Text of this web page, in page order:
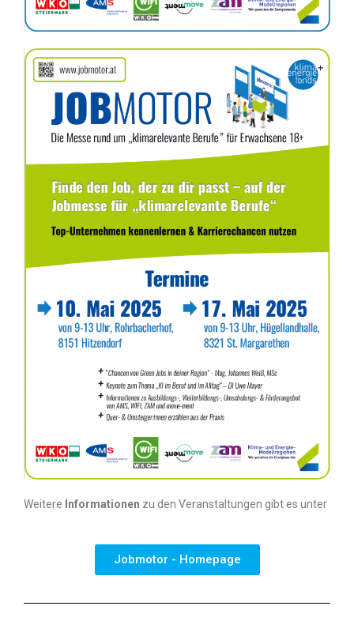
Weitere Informationen zu den Veranstaltungen gibt es unter
Jobmotor - Homepage